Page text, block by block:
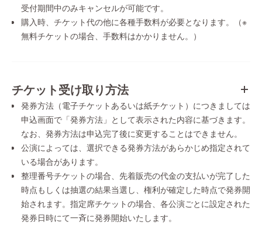
受付期間中のみキャンセルが可能です。
購入時、チケット代の他に各種手数料が必要となります。（※
無料チケットの場合、手数料はかかりません。）
チケット受け取り方法
発券方法（電子チケットあるいは紙チケット）につきましては
申込画面で「発券方法」として表示された内容に基づきます。
なお、発券方法は申込完了後に変更することはできません。
公演によっては、選択できる発券方法があらかじめ指定されて
いる場合があります。
整理番号チケットの場合、先着販売の代金の支払いが完了した
時点もしくは抽選の結果当選し、権利が確定した時点で発券開
始されます。指定席チケットの場合、各公演ごとに設定された
発券日時にて一斉に発券開始いたします。